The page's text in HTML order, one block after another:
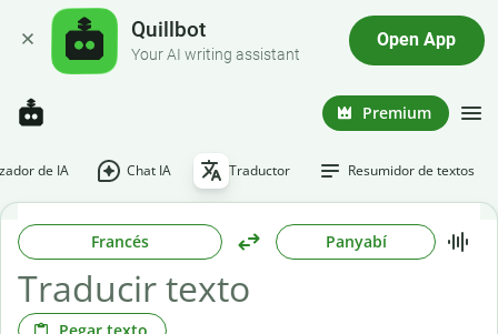
Quillbot
Your AI writing assistant
Open App
Premium
de IA Chat IA Traductor Resumidor de textos
Francés Panyabí
Pegar texto